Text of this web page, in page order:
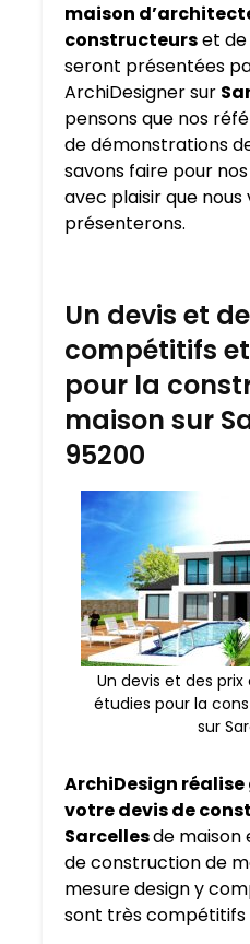
maison
constructeurset de
seront présentées
ArchiDesigner sur
pensons que nos
de démonstrations
savons faire pour
avec plaisir que nous
présenterons.
Un devis et
compétitifs
pour la
maison sur
95200
Un devis et des
étudies pour la
sur
ArchiDesign
votre devis de
Sarcellesde maison
de construction de
mesure design y
sont très